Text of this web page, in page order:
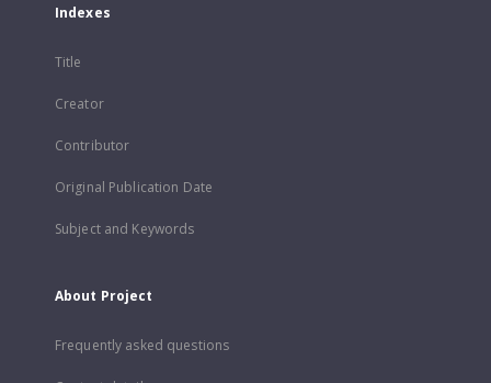
Indexes
Title
Creator
Contributor
Original Publication Date
Subject and Keywords
About Project
Frequently asked questions